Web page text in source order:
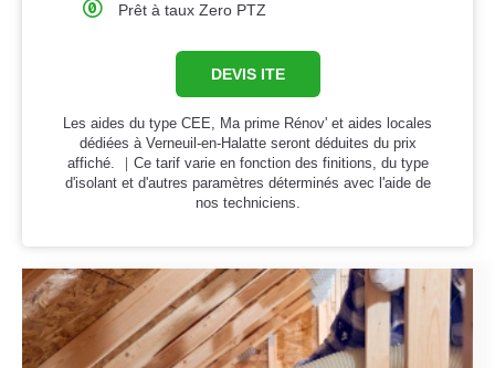
Prêt à taux Zero PTZ
DEVIS ITE
Les aides du type CEE, Ma prime Rénov' et aides locales
dédiées à Verneuil-en-Halatte seront déduites du prix
affiché. ｜Ce tarif varie en fonction des finitions, du type
d'isolant et d'autres paramètres déterminés avec l'aide de
nos techniciens.